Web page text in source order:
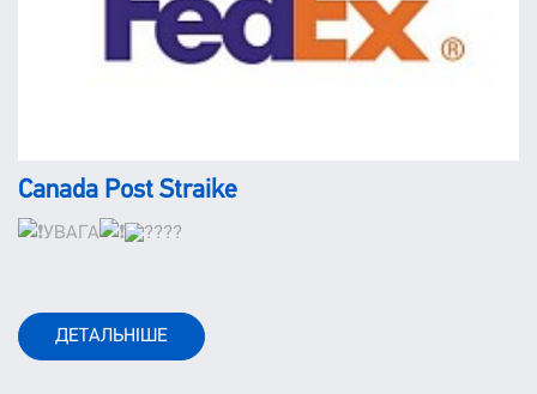
Canada Post Straike
УВАГА
ДЕТАЛЬНІШЕ